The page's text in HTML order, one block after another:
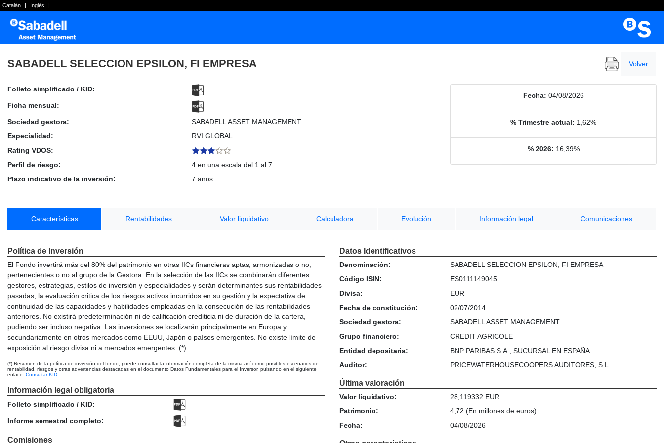
Catalán | Inglés |
SABADELL SELECCION EPSILON, FI EMPRESA Volver
Folleto simplificado / KID:
Ficha mensual:
Sociedad gestora:
SABADELL ASSET MANAGEMENT
Especialidad:
RVI GLOBAL
Rating VDOS:
Perfil de riesgo:
4 en una escala del 1 al 7
Plazo indicativo de la inversión:
7 años.
Fecha: 04/08/2026
% Trimestre actual: 1,62%
% 2026: 16,39%
Características Rentabilidades Valor liquidativo Calculadora Evolución Información legal Comunicaciones
Política de Inversión
El Fondo invertirá más del 80% del patrimonio en otras IICs financieras aptas, armonizadas o no,
pertenecientes o no al grupo de la Gestora. En la selección de las IICs se combinarán diferentes
gestores, estrategias, estilos de inversión y especialidades y serán determinantes sus rentabilidades
pasadas, la evaluación critica de los riesgos activos incurridos en su gestión y la expectativa de
continuidad de las capacidades y habilidades empleadas en la consecución de las rentabilidades
anteriores. No existirá predeterminación ni de calificación crediticia ni de duración de la cartera,
pudiendo ser incluso negativa. Las inversiones se localizarán principalmente en Europa y
secundariamente en otros mercados como EEUU, Japón o países emergentes. No existe límite de
exposición al riesgo divisa ni a mercados emergentes. (*)
(*) Resumen de la política de inversión del fondo; puede consultar la información completa de la misma así como posibles escenarios de
rentabilidad, riesgos y otras advertencias destacadas en el documento Datos Fundamentales para el Inversor, pulsando en el siguiente
enlace: Consultar KID.
Información legal obligatoria
Folleto simplificado / KID:
Informe semestral completo:
Comisiones
Datos Identificativos
Denominación:
SABADELL SELECCION EPSILON, FI EMPRESA
Código ISIN:
ES0111149045
Divisa:
EUR
Fecha de constitución:
02/07/2014
Sociedad gestora:
SABADELL ASSET MANAGEMENT
Grupo financiero:
CREDIT AGRICOLE
Entidad depositaria:
BNP PARIBAS S.A., SUCURSAL EN ESPAÑA
Auditor:
PRICEWATERHOUSECOOPERS AUDITORES, S.L.
Última valoración
Valor liquidativo:
28,119332 EUR
Patrimonio:
4,72 (En millones de euros)
Fecha:
04/08/2026